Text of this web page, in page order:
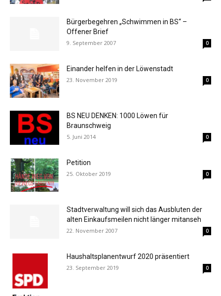
Bürgerbegehren „Schwimmen in BS“ –
Offener Brief
9. September 2007 0
Einander helfen in der Löwenstadt
23. November 2019 0
BS NEU DENKEN: 1000 Löwen für
Braunschweig
5. Juni 2014 0
Petition
25. Oktober 2019 0
Stadtverwaltung will sich das Ausbluten der
alten Einkaufsmeilen nicht länger mitanseh
22. November 2007 0
Haushaltsplanentwurf 2020 präsentiert
23. September 2019 0